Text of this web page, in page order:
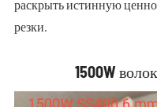
раскрыть истинную
резки.
1500W